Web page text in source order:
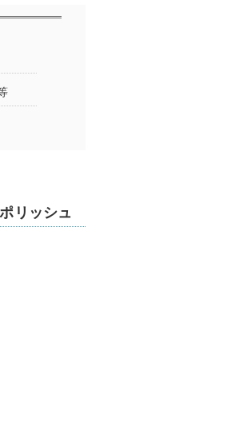
リッシュ